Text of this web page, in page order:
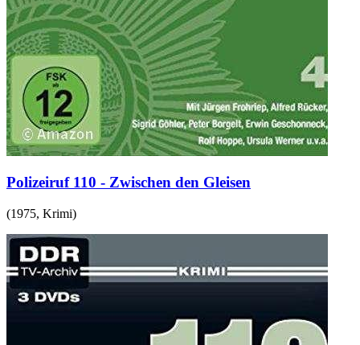
Polizeiruf 110 - Zwischen den Gleisen
(1975, Krimi)